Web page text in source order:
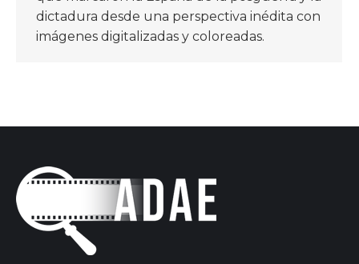
dictadura desde una perspectiva inédita con
imágenes digitalizadas y coloreadas.